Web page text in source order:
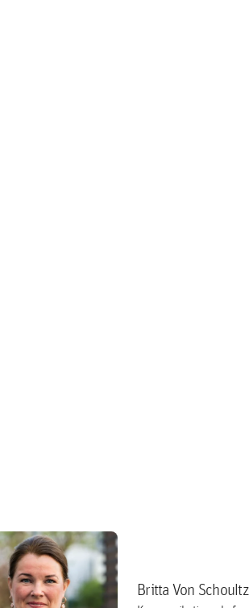
Britta Von Schoultz